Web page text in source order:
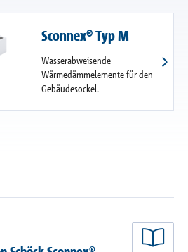
Sconnex® Typ M
Wasserabweisende
Wärmedämmelemente für den
Gebäudesockel.